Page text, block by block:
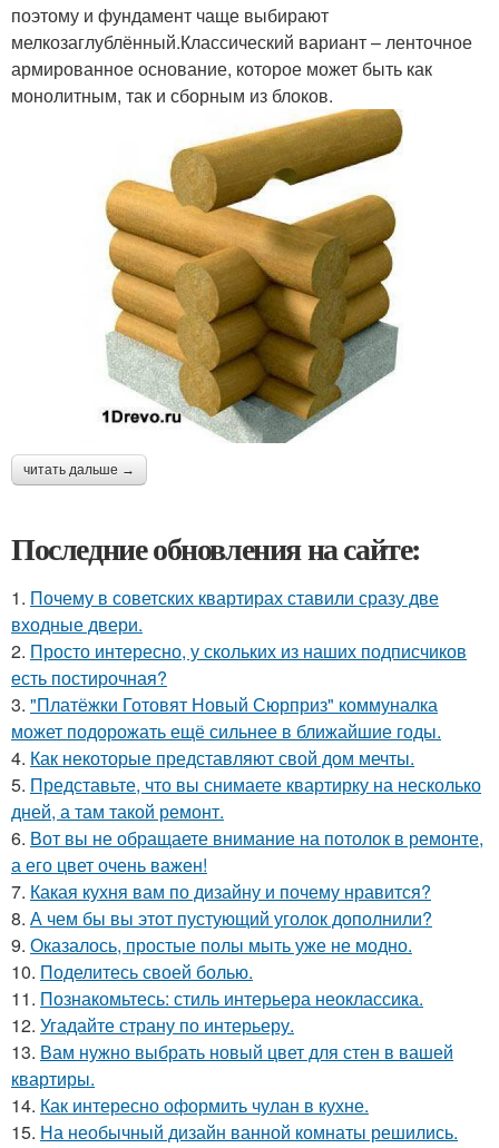
поэтому и фундамент чаще выбирают
мелкозаглублённый.Классический вариант – ленточное
армированное основание, которое может быть как
монолитным, так и сборным из блоков.
читать дальше →
Последние обновления на сайте:
1. Почему в советских квартирах ставили сразу две
входные двери.
2. Просто интересно, у скольких из наших подписчиков
есть постирочная?
3. "Платёжки Готовят Новый Сюрприз" коммуналка
может подорожать ещё сильнее в ближайшие годы.
4. Как некоторые представляют свой дом мечты.
5. Представьте, что вы снимаете квартирку на несколько
дней, а там такой ремонт.
6. Вот вы не обращаете внимание на потолок в ремонте,
а его цвет очень важен!
7. Какая кухня вам по дизайну и почему нравится?
8. А чем бы вы этот пустующий уголок дополнили?
9. Оказалось, простые полы мыть уже не модно.
10. Поделитесь своей болью.
11. Познакомьтесь: стиль интерьера неоклассика.
12. Угадайте страну по интерьеру.
13. Вам нужно выбрать новый цвет для стен в вашей
квартиры.
14. Как интересно оформить чулан в кухне.
15. На необычный дизайн ванной комнаты решились.